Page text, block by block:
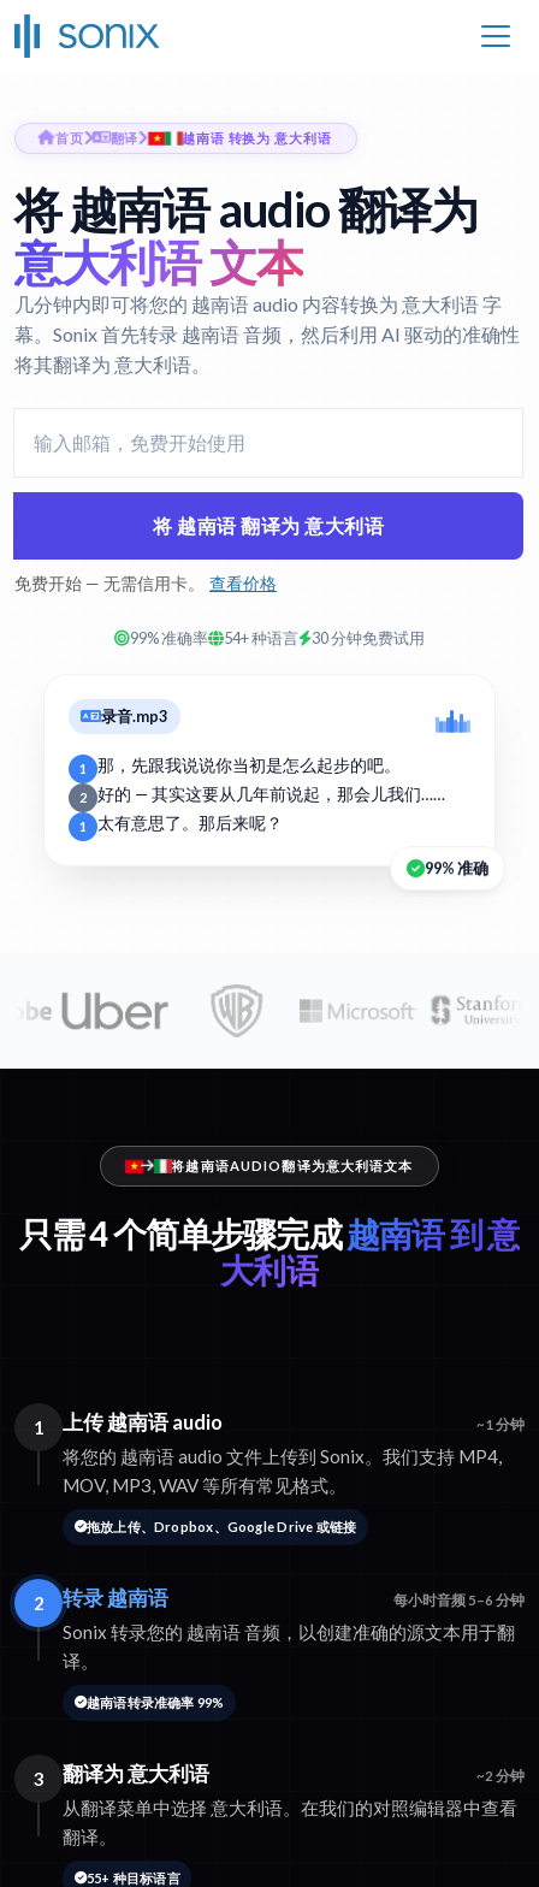
首页 翻译 越南语 转换为 意大利语
将 越南语 audio 翻译为
意大利语 文本
几分钟内即可将您的 越南语 audio 内容转换为 意大利语 字
幕。Sonix 首先转录 越南语 音频，然后利用 AI 驱动的准确性
将其翻译为 意大利语。
将 越南语 翻译为 意大利语
免费开始 — 无需信用卡。 查看价格
99% 准确率 54+ 种语言 30 分钟免费试用
录音.mp3
1 那，先跟我说说你当初是怎么起步的吧。
2 好的 — 其实这要从几年前说起，那会儿我们……
1 太有意思了。那后来呢？
99% 准确
将越南语AUDIO翻译为意大利语文本
只需 4 个简单步骤完成越南语 到 意
大利语
1 上传 越南语 audio ~1 分钟
将您的 越南语 audio 文件上传到 Sonix。我们支持 MP4,
MOV, MP3, WAV 等所有常见格式。
拖放上传、Dropbox、Google Drive 或链接
2 转录 越南语 每小时音频 5–6 分钟
Sonix 转录您的 越南语 音频，以创建准确的源文本用于翻
译。
越南语转录准确率 99%
3 翻译为 意大利语 ~2 分钟
从翻译菜单中选择 意大利语。在我们的对照编辑器中查看
翻译。
55+ 种目标语言